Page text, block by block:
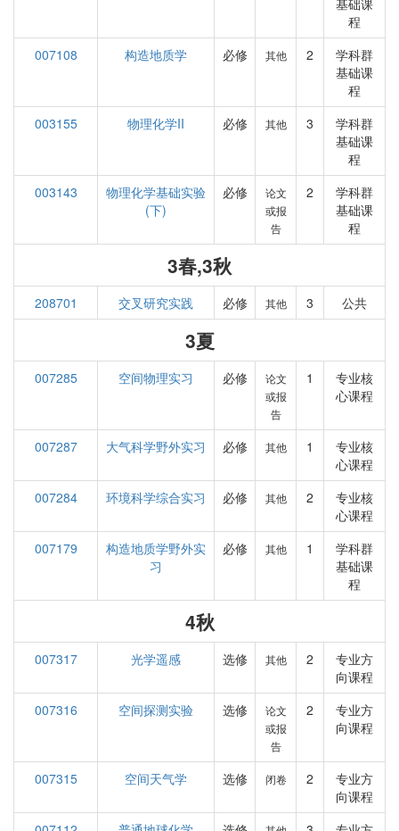
基础课
程
007108
构造地质学 必修 其他 2
学科群
基础课
程
003155
物理化学II 必修 其他 3
学科群
基础课
程
003143
物理化学基础实验
(下)
必修
论文
或报
告
2
学科群
基础课
程
3春,3秋
208701 交叉研究实践 必修 其他 3 公共
3夏
007285 空间物理实习 必修
论文
或报
告
1
专业核
心课程
007287 大气科学野外实习 必修 其他 1
专业核
心课程
007284
环境科学综合实习 必修 其他 2
专业核
心课程
007179
构造地质学野外实
习
必修 其他 1
学科群
基础课
程
4秋
007317 光学遥感 选修 其他 2
专业方
向课程
007316
空间探测实验 选修
论文
或报
告
2
专业方
向课程
007315 空间天气学 选修 闭卷 2
专业方
向课程